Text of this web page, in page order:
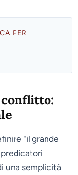
PER
"il grande
una semplicità